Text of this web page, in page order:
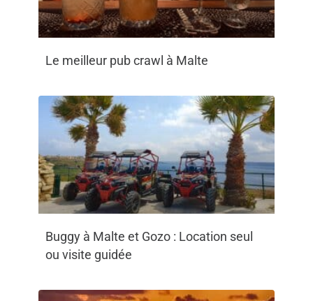
Le meilleur pub crawl à Malte
Buggy à Malte et Gozo : Location seul
ou visite guidée